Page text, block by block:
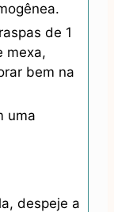
de 1
mexa,
bem na
uma
despeje a